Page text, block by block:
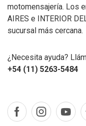
motomensajería. Los
AIRES e INTERIOR
sucursal más cercana.
¿Necesita ayuda?
+54 (11) 5263-5484